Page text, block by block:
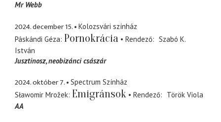
Mr Webb
2024. december 15.
Kolozsvári színház
Páskándi Géza Pornokrácia Rendező
Szabó K.
István
Jusztinosz neobizánci császár
2024. október 7.
Spectrum Színház
Sławomir Mrožek Emigránsok Rendező
Török Viola
AA